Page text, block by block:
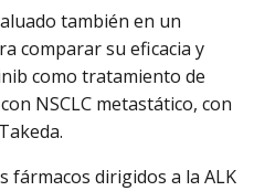
también en un
comparar su eficacia y
como tratamiento de
NSCLC metastático, con
dirigidos a la ALK